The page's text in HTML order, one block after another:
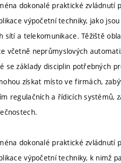
dokonalé praktické
výpočetní techniky, jako
sítí a telekomunikace. Těžiště
včetně neprůmyslových
se základy disciplin potřebných
získat místo ve firmách,
regulačních a řídicích systémů,
dokonalé praktické
výpočetní techniky, k nimž